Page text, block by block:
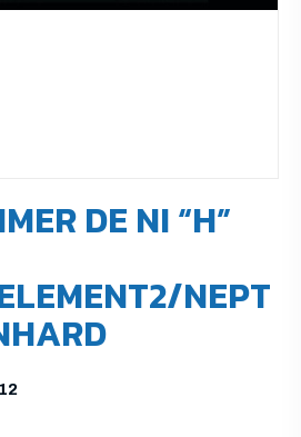
DE NI “H”
NEPT